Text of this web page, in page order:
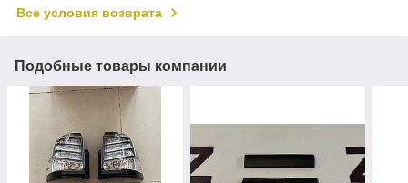
Все условия возврата
Подобные товары компании